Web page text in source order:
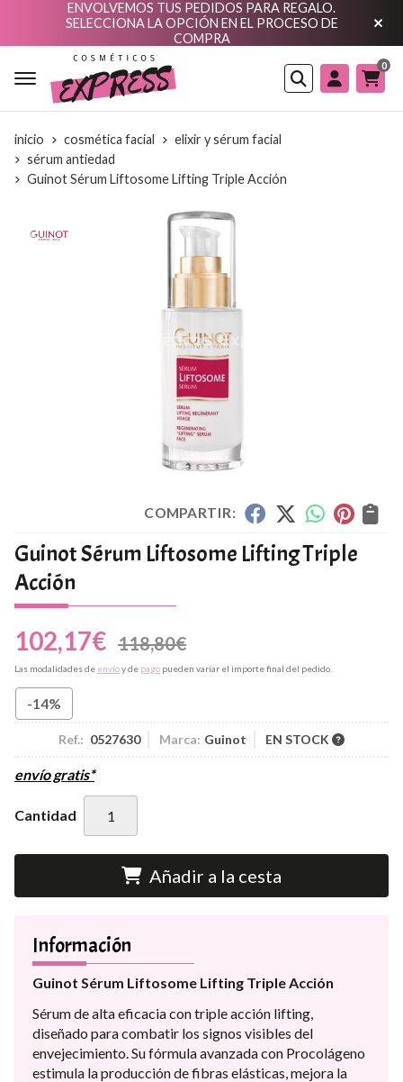
ENVOLVEMOS TUS PEDIDOS PARA REGALO.
SELECCIONA LA OPCIÓN EN EL PROCESO DE
COMPRA
Buscar
0
inicio cosmética facial
elixir y sérum facial
sérum antiedad
Guinot Sérum Liftosome Lifting Triple Acción
COMPARTIR:
Guinot Sérum Liftosome Lifting Triple
Acción
102,17€ 118,80€
Las modalidades de envíoy de pago pueden variar el importe final del pedido.
-14%
Ref.: 0527630 Marca: Guinot EN STOCK
envío gratis*
Cantidad
Añadir a la cesta
Información
Guinot Sérum Liftosome Lifting Triple Acción
Sérum de alta eficacia con triple acción lifting,
diseñado para combatir los signos visibles del
envejecimiento. Su fórmula avanzada con Procolágeno
estimula la producción de fibras elásticas, mejora la